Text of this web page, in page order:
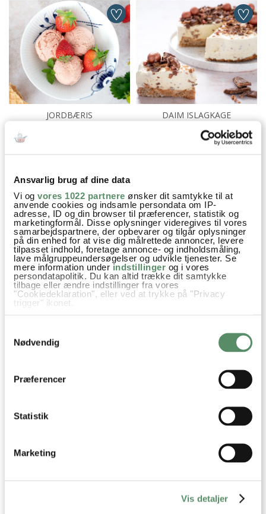
Ansvarlig brug af dine data
Vi og vores 1022 partnere ønsker dit samtykke til at
anvende cookies og indsamle persondata om IP-
adresse, ID og din browser til præferencer, statistik og
marketingformål. Disse oplysninger videregives til vores
samarbejdspartnere, der opbevarer og tilgår oplysninger
på din enhed for at vise dig målrettede annoncer, levere
tilpasset indhold, foretage annonce- og indholdsmåling,
lave målgruppeundersøgelser og udvikle tjenester. Se
mere information under indstillinger og i vores
persondatapolitik. Du kan altid trække dit samtykke
tilbage eller ændre indstillinger fra vores
"Cookiedeklaration", eller ved at trykke på "Privacy
trigger" ikonet.
Indsamle præcise oplysninger om din placering,
der kan være nøjagtig inden for få meter
Identificere din enhed baseret på en scanning af
Nødvendig
Præferencer
Statistik
Marketing
Vis detaljer
JORDBÆRIS DAIM ISLAGKAGE
Kager og søde sager Opskrifter
Mandelmel Hindbær Citronmelisse
SPØRGSMÅL TIL OPSKRIFTEN?
Har du spørgsmål til opskriften eller lyst til at sende en sød
hilsen, så kan du skrive til mig i kommentarfeltet herunder.
Du kan måske finde svaret på dit spørgsmål i kommentarfeltet,
spørgsmål' til min opskrifter.
10 KOMMENTARER
Marianne
Hvis man har lavet rouladen nogledage før, så den er